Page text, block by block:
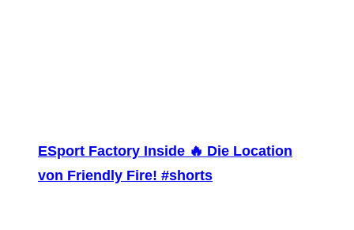
ESport Factory Inside 🔥 Die Location
von Friendly Fire! #shorts